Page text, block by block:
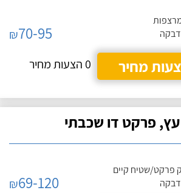
₪70-95
מחיר
0 הצעות מחיר
פרקט דו שכבתי
פרקט/שטיח קיים
₪69-120